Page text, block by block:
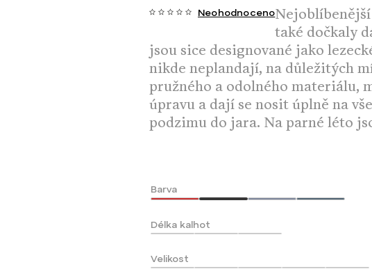
Neohodnoceno
také dočkaly
jsou sice designované jako
nikde neplandají, na důležitých
pružného a odolného materiálu,
úpravu a dají se nosit úplně na
podzimu do jara. Na parné léto
Barva
Délka kalhot
Velikost